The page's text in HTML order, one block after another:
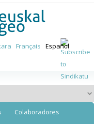
Français Español
Colaboradores